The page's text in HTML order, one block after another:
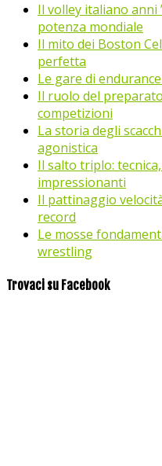
Il volley italiano anni
potenza mondiale
Il mito dei Boston
perfetta
Le gare di
Il ruolo del
competizioni
La storia degli
agonistica
Il salto triplo:
impressionanti
Il pattinaggio
record
Le mosse
wrestling
Trovaci su Facebook